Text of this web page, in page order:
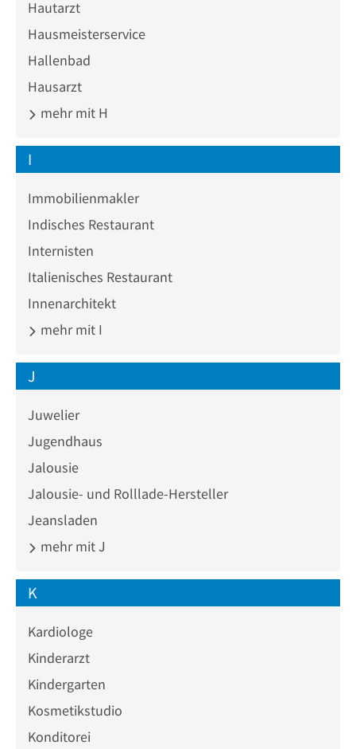
Hautarzt
Hausmeisterservice
Hallenbad
Hausarzt
mehr mit H
I
Immobilienmakler
Indisches Restaurant
Internisten
Italienisches Restaurant
Innenarchitekt
mehr mit I
J
Juwelier
Jugendhaus
Jalousie
Jalousie- und Rolllade-Hersteller
Jeansladen
mehr mit J
K
Kardiologe
Kinderarzt
Kindergarten
Kosmetikstudio
Konditorei